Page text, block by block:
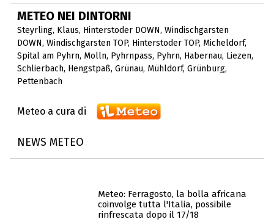
METEO NEI DINTORNI
Steyrling, Klaus, Hinterstoder DOWN, Windischgarsten
DOWN, Windischgarsten TOP, Hinterstoder TOP, Micheldorf,
Spital am Pyhrn, Molln, Pyhrnpass, Pyhrn, Habernau, Liezen,
Schlierbach, Hengstpaß, Grünau, Mühldorf, Grünburg,
Pettenbach
Meteo a cura di
NEWS METEO
Meteo: Ferragosto, la bolla africana
coinvolge tutta l'Italia, possibile
rinfrescata dopo il 17/18